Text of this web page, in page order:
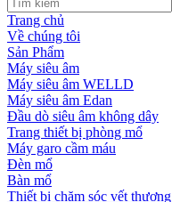
Trang chủ
Về chúng tôi
Sản Phẩm
Máy siêu âm
Máy siêu âm WELLD
Máy siêu âm Edan
Đầu dò siêu âm không dây
Trang thiết bị phòng mổ
Máy garo cầm máu
Đèn mổ
Bàn mổ
Thiết bị chăm sóc vết thương